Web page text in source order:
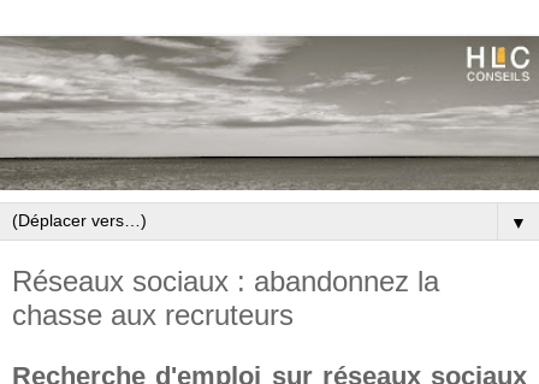
▼
Réseaux sociaux : abandonnez la
chasse aux recruteurs
Recherche d'emploi sur réseaux sociaux